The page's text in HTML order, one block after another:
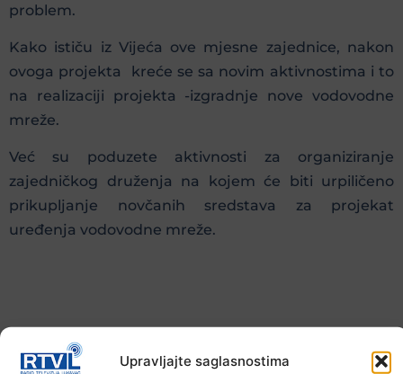
Upravljajte saglasnostima
problem.
Kako ističu iz Vijeća ove mjesne zajednice, nakon
ovoga projekta kreće se sa novim aktivnostima i to
na realizaciji projekta -izgradnje nove vodovodne
mreže.
Već su poduzete aktivnosti za organiziranje
zajedničkog druženja na kojem će biti urpiličeno
prikupljanje novčanih sredstava za projekat
uređenja vodovodne mreže.